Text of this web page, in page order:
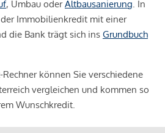
, Umbau oderAltbausanierung. In
Immobilienkredit mit einer
die Bank trägt sich ins Grundbuch
können Sie verschiedene
vergleichen und kommen so
Wunschkredit.